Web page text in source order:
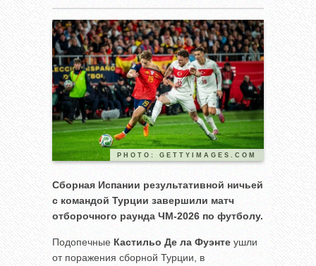
PHOTO: GETTYIMAGES.COM
Сборная Испании результативной ничьей
с командой Турции завершили матч
отборочного раунда ЧМ-2026 по футболу.
Подопечные Кастильо Де ла Фуэнте ушли
от поражения сборной Турции, в